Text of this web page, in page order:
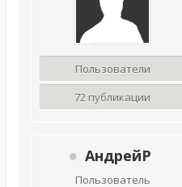
Пользователи
72 публикации
АндрейР
Пользователь